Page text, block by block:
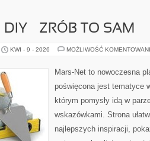
– ZRÓB TO SAM
KWI - 9 - 2026 MOŻLIWOŚĆ
Mars-Net to nowoczesna
poświęcona jest tematyce
którym pomysły idą w
wskazówkami. Strona
najlepszych inspiracji,